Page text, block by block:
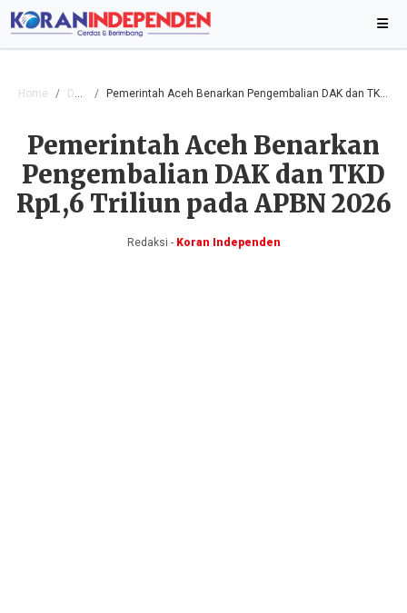
Home Daerah Pemerintah Aceh Benarkan Pengembalian DAK dan TKD Rp1,6 Triliun pada APBN 2026
Pemerintah Aceh Benarkan
Pengembalian DAK dan TKD
Rp1,6 Triliun pada APBN 2026
Redaksi -Koran Independen